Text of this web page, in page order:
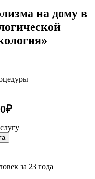
на дому в
за 23 года